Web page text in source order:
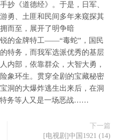
抄《道德经》。于是，日军、
勇、土匪和民间多年来窥探其
而至，展开了明争暗
金牌特工——“毒蛇”，国民
特务，而我军选派优秀的基层
内部，依靠群众，大智大勇，
象环生。贯穿全剧的宝藏秘密
洞的大爆炸逃生出来后，在洞
特务等人又是一场恶战……
下一篇
[电视剧]中国1921 (14)